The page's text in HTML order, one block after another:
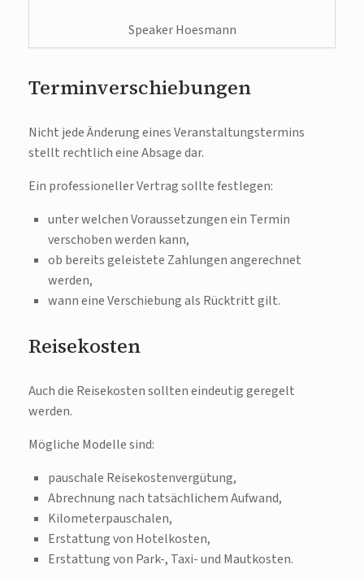
Speaker Hoesmann
Terminverschiebungen
Nicht jede Änderung eines Veranstaltungstermins
stellt rechtlich eine Absage dar.
Ein professioneller Vertrag sollte festlegen:
unter welchen Voraussetzungen ein Termin
verschoben werden kann,
ob bereits geleistete Zahlungen angerechnet
werden,
wann eine Verschiebung als Rücktritt gilt.
Reisekosten
Auch die Reisekosten sollten eindeutig geregelt
werden.
Mögliche Modelle sind:
pauschale Reisekostenvergütung,
Abrechnung nach tatsächlichem Aufwand,
Kilometerpauschalen,
Erstattung von Hotelkosten,
Erstattung von Park-, Taxi- und Mautkosten.